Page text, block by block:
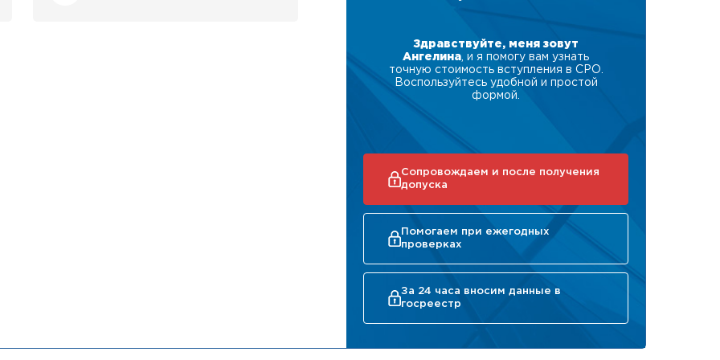
Здравствуйте, меня зовут
Ангелина , и я помогу вам узнать
точную стоимость вступления в СРО.
Воспользуйтесь удобной и простой
формой.
Сопровождаем и после получения
допуска
Помогаем при ежегодных
проверках
За 24 часа вносим данные в
госреестр